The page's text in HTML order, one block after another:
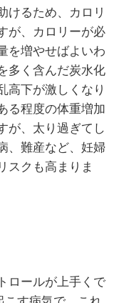
けるため、カロリ
が、カロリーが必
を増やせばよいわ
多く含んだ炭水化
高下が激しくなり
る程度の体重増加
が、太り過ぎてし
、難産など、妊婦
スクも高まりま
ロールが上手くで